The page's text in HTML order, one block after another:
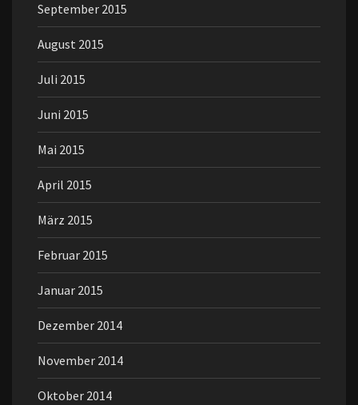
September 2015
August 2015
Juli 2015
Juni 2015
Mai 2015
April 2015
März 2015
Februar 2015
Januar 2015
Dezember 2014
November 2014
Oktober 2014